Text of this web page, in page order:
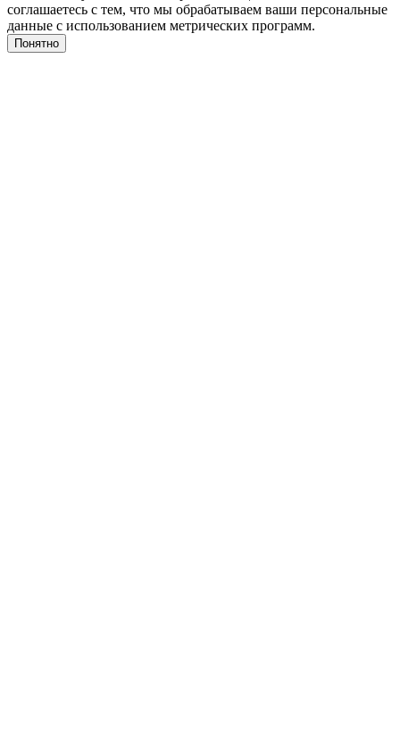
соглашаетесь с тем, что мы обрабатываем ваши персональные
данные с использованием метрических программ.
Понятно